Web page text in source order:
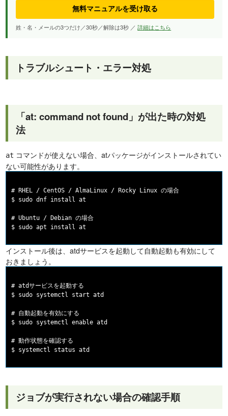
無料マニュアルを受け取る
姓・名・メールの3つだけ／30秒／解除は3秒 ／詳細はこちら
トラブルシュート・エラー対処
「at: command not found」が出た時の対処
法
at コマンドが使えない場合、atパッケージがインストールされてい
ない可能性があります。
# RHEL / CentOS / AlmaLinux / Rocky Linux の場合
$ sudo dnf install at
# Ubuntu / Debian の場合
インストール後は、atdサービスを起動して自動起動も有効にして
おきましょう。
# atdサービスを起動する
$ sudo systemctl start atd
# 自動起動を有効にする
$ sudo systemctl enable atd
# 動作状態を確認する
ジョブが実行されない場合の確認手順